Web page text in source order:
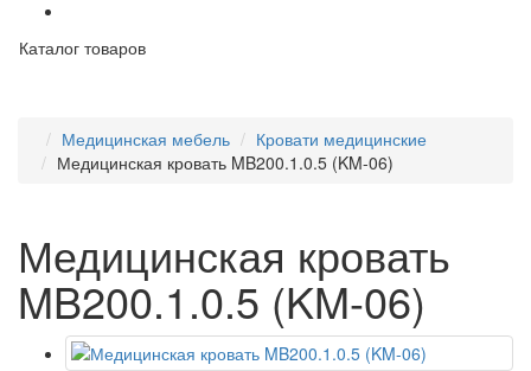
Каталог товаров
Медицинская мебель
Кровати медицинские
Медицинская кровать MB200.1.0.5 (KM-06)
Медицинская кровать
MB200.1.0.5 (KM-06)